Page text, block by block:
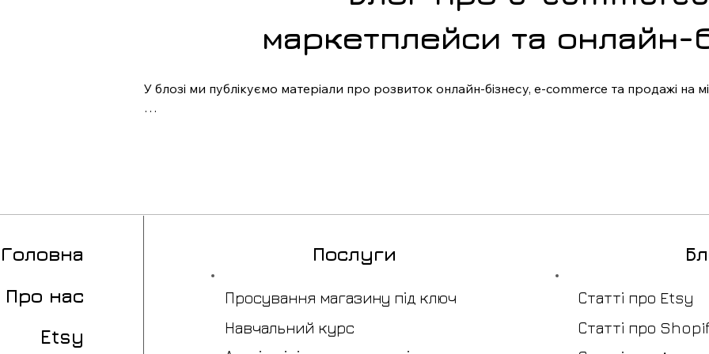
маркетплейси та онлайн-
У блозі ми публікуємо матеріали про розвиток онлайн-бізнесу, e-commerce та продажі на
Матеріали блогу будуть корисні підприємцям, які розвивають онлайн-бізнес, запускають
маркетплейсами або планують масштабування продажів на міжнародних ринках.
Головна
Послуги
Про нас
Etsy
Просування магазину під ключ
Навчальний курс
Статті про Etsy
Статті про